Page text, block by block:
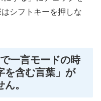
シフトキーを押しな
一言モードの時
を含む言葉」が
。